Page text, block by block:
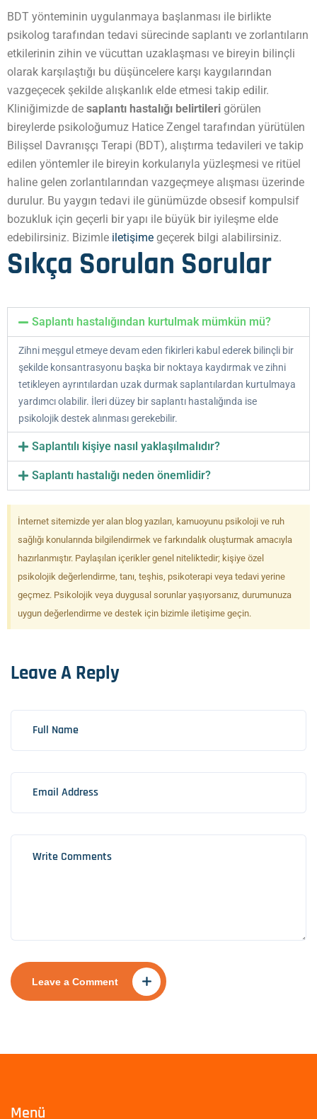
BDT yönteminin uygulanmaya başlanması ile birlikte
psikolog tarafından tedavi sürecinde saplantı ve zorlantıların
etkilerinin zihin ve vücuttan uzaklaşması ve bireyin bilinçli
olarak karşılaştığı bu düşüncelere karşı kaygılarından
vazgeçecek şekilde alışkanlık elde etmesi takip edilir.
Kliniğimizde de saplantı hastalığı belirtileri görülen
bireylerde psikoloğumuz Hatice Zengel tarafından yürütülen
Bilişsel Davranışçı Terapi (BDT), alıştırma tedavileri ve takip
edilen yöntemler ile bireyin korkularıyla yüzleşmesi ve ritüel
haline gelen zorlantılarından vazgeçmeye alışması üzerinde
durulur. Bu yaygın tedavi ile günümüzde obsesif kompulsif
bozukluk için geçerli bir yapı ile büyük bir iyileşme elde
edebilirsiniz. Bizimle iletişime geçerek bilgi alabilirsiniz.
Sıkça Sorulan Sorular
Saplantı hastalığından kurtulmak mümkün mü?
Zihni meşgul etmeye devam eden fikirleri kabul ederek bilinçli bir
şekilde konsantrasyonu başka bir noktaya kaydırmak ve zihni
tetikleyen ayrıntılardan uzak durmak saplantılardan kurtulmaya
yardımcı olabilir. İleri düzey bir saplantı hastalığında ise
psikolojik destek alınması gerekebilir.
Saplantılı kişiye nasıl yaklaşılmalıdır?
Saplantı hastalığı neden önemlidir?
İnternet sitemizde yer alan blog yazıları, kamuoyunu psikoloji ve ruh
sağlığı konularında bilgilendirmek ve farkındalık oluşturmak amacıyla
hazırlanmıştır. Paylaşılan içerikler genel niteliktedir; kişiye özel
psikolojik değerlendirme, tanı, teşhis, psikoterapi veya tedavi yerine
geçmez. Psikolojik veya duygusal sorunlar yaşıyorsanız, durumunuza
uygun değerlendirme ve destek için bizimle iletişime geçin.
Leave A Reply
Leave a Comment
Menü